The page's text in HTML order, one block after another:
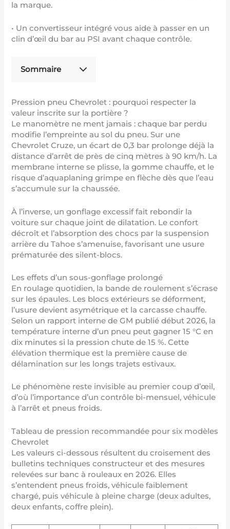
la marque.
• Un convertisseur intégré vous aide à passer en un
clin d’œil du bar au PSI avant chaque contrôle.
Sommaire
Pression pneu Chevrolet : pourquoi respecter la
valeur inscrite sur la portière ?
Le manomètre ne ment jamais : chaque bar perdu
modifie l’empreinte au sol du pneu. Sur une
Chevrolet Cruze, un écart de 0,3 bar prolonge déjà la
distance d’arrêt de près de cinq mètres à 90 km/h. La
membrane interne se plisse, la gomme chauffe, et le
risque d’aquaplaning grimpe en flèche dès que l’eau
s’accumule sur la chaussée.
À l’inverse, un gonflage excessif fait rebondir la
voiture sur chaque joint de dilatation. Le confort
décroît et l’absorption des chocs par la suspension
arrière du Tahoe s’amenuise, favorisant une usure
prématurée des silent-blocs.
Les effets d’un sous-gonflage prolongé
En roulage quotidien, la bande de roulement s’écrase
sur les épaules. Les blocs extérieurs se déforment,
l’usure devient asymétrique et la carcasse chauffe.
Selon un rapport interne de GM publié début 2026, la
température interne d’un pneu peut gagner 15 °C en
dix minutes si la pression chute de 15 %. Cette
élévation thermique est la première cause de
délamination sur les longs trajets estivaux.
Le phénomène reste invisible au premier coup d’œil,
d’où l’importance d’un contrôle bi-mensuel, véhicule
à l’arrêt et pneus froids.
Tableau de pression recommandée pour six modèles
Chevrolet
Les valeurs ci-dessous résultent du croisement des
bulletins techniques constructeur et des mesures
relevées sur banc à rouleaux en 2026. Elles
s’entendent pneus froids, véhicule faiblement
chargé, puis véhicule à pleine charge (deux adultes,
deux enfants, coffre plein).